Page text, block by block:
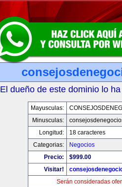
El dueño de este dominio lo
Mayusculas:
Minusculas:
Longitud:
18 caracteres
Categorias:
Negocios
Precio:
$999.00
Visitar!
Serán consideradas